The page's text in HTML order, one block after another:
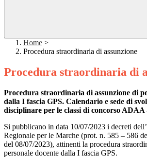
Home >
Procedura straordinaria di assunzione
Procedura straordinaria di
Procedura straordinaria di assunzione di
dalla I fascia GPS. Calendario e sede di
disciplinare per le classi di concorso
Si pubblicano in data 10/07/2023 i decreti dell
Regionale per le Marche (prot. n. 585 – 586
del 08/07/2023), attinenti la procedura
personale docente dalla I fascia GPS.